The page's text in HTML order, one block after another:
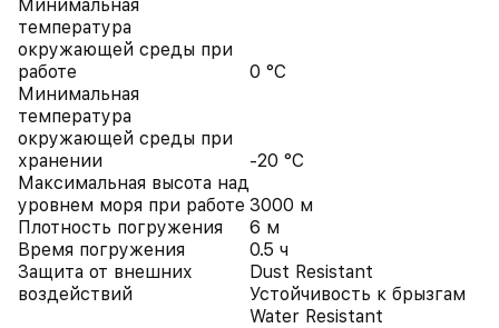
Минимальная
температура
окружающей среды при
работе
0 °C
Минимальная
температура
окружающей среды при
хранении
-20 °C
Максимальная высота над
уровнем моря при работе 3000 м
Плотность погружения
6 м
Время погружения
0.5 ч
Защита от внешних
воздействий
Dust Resistant
Устойчивость к брызгам
Water Resistant